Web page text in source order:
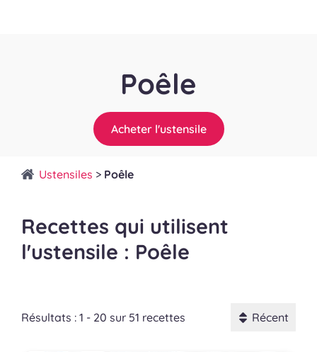
Poêle
Acheter l'ustensile
Ustensiles > Poêle
Recettes qui utilisent
l'ustensile : Poêle
Résultats : 1 - 20 sur 51 recettes Récent